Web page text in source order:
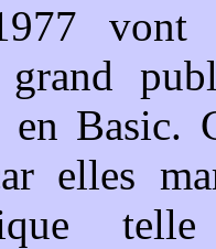
vont
grand
en Basic.
elles